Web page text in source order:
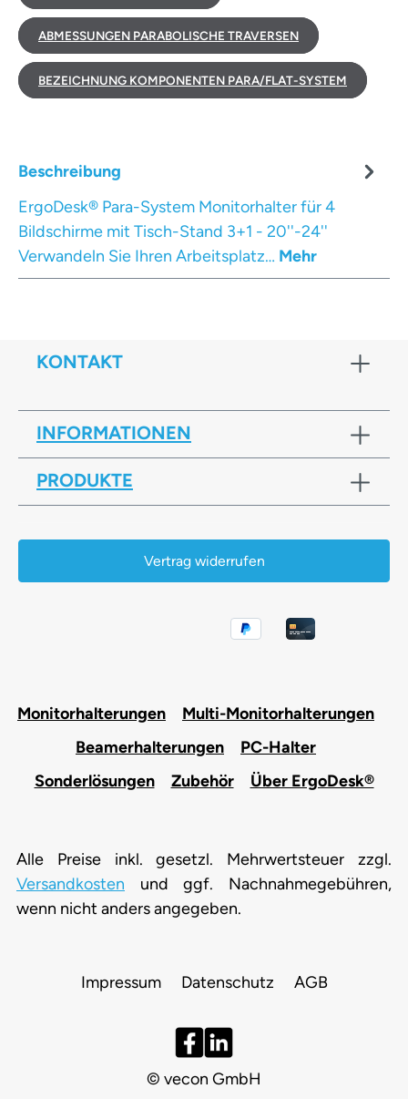
ABMESSUNGEN PARABOLISCHE TRAVERSEN
BEZEICHNUNG KOMPONENTEN PARA/FLAT-SYSTEM
Beschreibung
ErgoDesk® Para-System Monitorhalter für 4
Bildschirme mit Tisch-Stand 3+1 - 20''-24''
Verwandeln Sie Ihren Arbeitsplatz… Mehr
KONTAKT
INFORMATIONEN
PRODUKTE
Vertrag widerrufen
Monitorhalterungen
Multi-Monitorhalterungen
Beamerhalterungen
PC-Halter
Sonderlösungen
Zubehör Über ErgoDesk®
Alle Preise inkl. gesetzl. Mehrwertsteuer zzgl.
Versandkosten und ggf. Nachnahmegebühren,
wenn nicht anders angegeben.
Impressum Datenschutz AGB
© vecon GmbH